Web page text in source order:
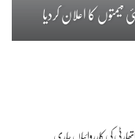
کا اعلان کردیا
کی کارروائیاں جاری